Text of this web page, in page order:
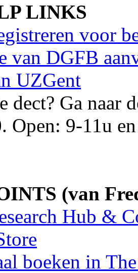
LINKS
voor
van DGFB
UZGent
dect? Ga naar
Open: 9-11u
(van
Hub &
boeken in